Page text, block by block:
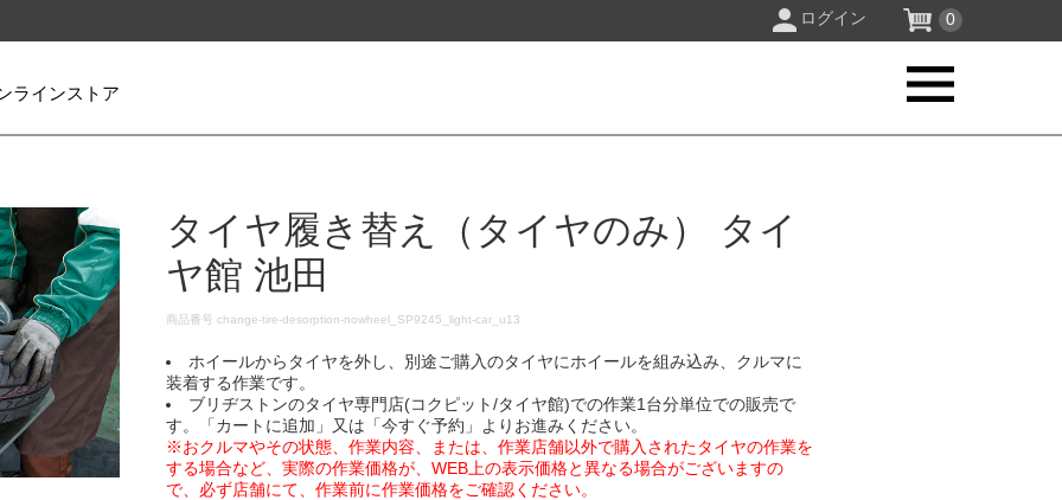
ログイン 0
ラインストア
タイヤ履き替え（タイヤのみ） タイ
ヤ館 池田
DETAILS
商品番号change-tire-desorption-nowheel_SP9245_light-car_u13
ホイールからタイヤを外し、別途ご購入のタイヤにホイールを組み込み、クルマに
装着する作業です。
ブリヂストンのタイヤ専門店(コクピット/タイヤ館)での作業1台分単位での販売で
す。「カートに追加」又は「今すぐ予約」よりお進みください。
※おクルマやその状態、作業内容、または、作業店舗以外で購入されたタイヤの作業を
する場合など、実際の作業価格が、WEB上の表示価格と異なる場合がございますの
で、必ず店舗にて、作業前に作業価格をご確認ください。